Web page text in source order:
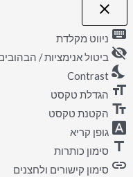
close
פתיחה
של
הנגישות
keyboard ניווט מקלדת
visibility_off ביטול אנימציות /
nights_stay
Contrast
format_size הגדלת טקסט
text_fields הקטנת טקסט
font_download גופן קריא
title סימון כותרות
link סימון קישורים ולחצנים